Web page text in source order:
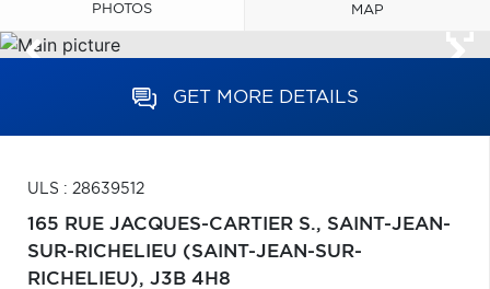
PHOTOS MAP
GET MORE DETAILS
ULS : 28639512
165 RUE JACQUES-CARTIER S., SAINT-JEAN-
SUR-RICHELIEU (SAINT-JEAN-SUR-
RICHELIEU), J3B 4H8